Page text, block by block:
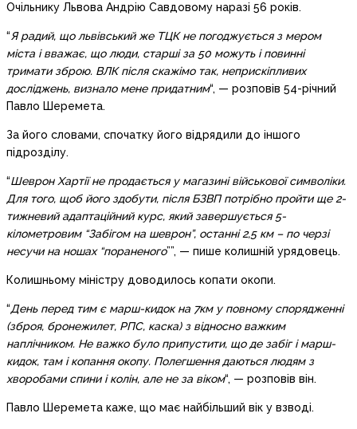
Очільнику Львова Андрію Савдовому наразі 56 років.
“Я радий, що львівський же ТЦК не погоджується з мером
міста і вважає, що люди, старші за 50 можуть і повинні
тримати зброю. ВЛК після скажімо так, неприскіпливих
досліджень, визнало мене придатним“, — розповів 54-річний
Павло Шеремета.
За його словами, спочатку його відрядили до іншого
підрозділу.
“Шеврон Хартії не продається у магазині військової символіки.
Для того, щоб його здобути, після БЗВП потрібно пройти ще 2-
тижневий адаптаційний курс, який завершується 5-
кілометровим “Забігом на шеврон”, останні 2,5 км – по черзі
несучи на ношах “пораненого””, — пише колишній урядовець.
Колишньому міністру доводилось копати окопи.
“День перед тим є марш-кидок на 7км у повному спорядженні
(зброя, бронежилет, РПС, каска) з відносно важким
наплічником. Не важко було припустити, що де забіг і марш-
кидок, там і копання окопу. Полегшення даються людям з
хворобами спини і колін, але не за віком“, — розповів він.
Павло Шеремета каже, що має найбільший вік у взводі.